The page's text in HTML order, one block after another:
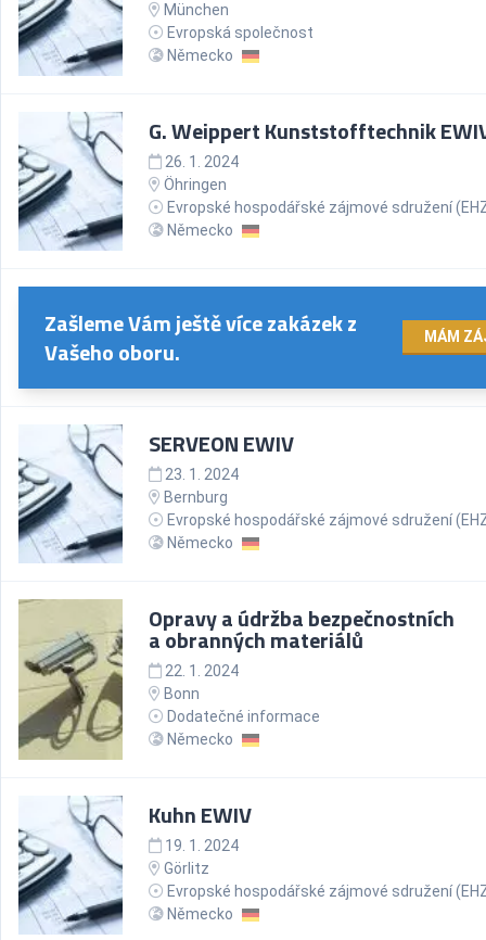
München
Evropská společnost
Německo
G. Weippert Kunststofftechnik
26. 1. 2024
Öhringen
Evropské hospodářské zájmové sdružení
Německo
Zašleme Vám ještě více zakázek z
Vašeho oboru.
MÁM
SERVEON EWIV
23. 1. 2024
Bernburg
Evropské hospodářské zájmové sdružení
Německo
Opravy a údržba bezpečnostních
a obranných materiálů
22. 1. 2024
Bonn
Dodatečné informace
Německo
Kuhn EWIV
19. 1. 2024
Görlitz
Evropské hospodářské zájmové sdružení
Německo